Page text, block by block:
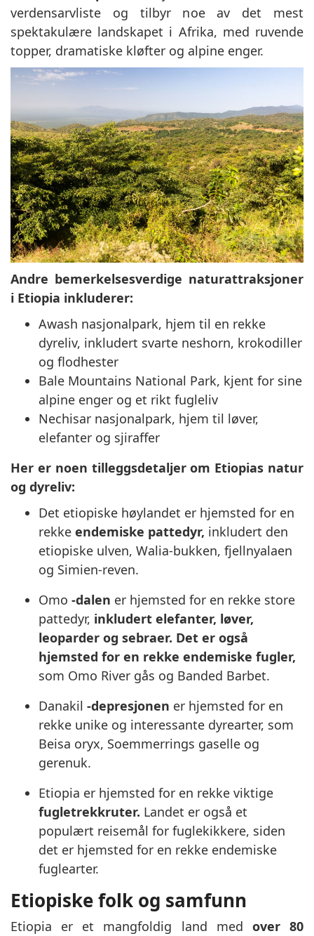
verdensarvliste og tilbyr noe av det mest
spektakulære landskapet i Afrika, med ruvende
topper, dramatiske kløfter og alpine enger.
Andre bemerkelsesverdige naturattraksjoner
i Etiopia inkluderer:
Awash nasjonalpark, hjem til en rekke
dyreliv, inkludert svarte neshorn, krokodiller
og flodhester
Bale Mountains National Park, kjent for sine
alpine enger og et rikt fugleliv
Nechisar nasjonalpark, hjem til løver,
elefanter og sjiraffer
Her er noen tilleggsdetaljer om Etiopias natur
og dyreliv:
Det etiopiske høylandet er hjemsted for en
rekke endemiske pattedyr, inkludert den
etiopiske ulven, Walia-bukken, fjellnyalaen
og Simien-reven.
Omo -dalen er hjemsted for en rekke store
pattedyr, inkludert elefanter, løver,
leoparder og sebraer. Det er også
hjemsted for en rekke endemiske fugler,
som Omo River gås og Banded Barbet.
Danakil -depresjonen er hjemsted for en
rekke unike og interessante dyrearter, som
Beisa oryx, Soemmerrings gaselle og
gerenuk.
Etiopia er hjemsted for en rekke viktige
fugletrekkruter. Landet er også et
populært reisemål for fuglekikkere, siden
det er hjemsted for en rekke endemiske
fuglearter.
Etiopiske folk og samfunn
Etiopia er et mangfoldig land med over 80